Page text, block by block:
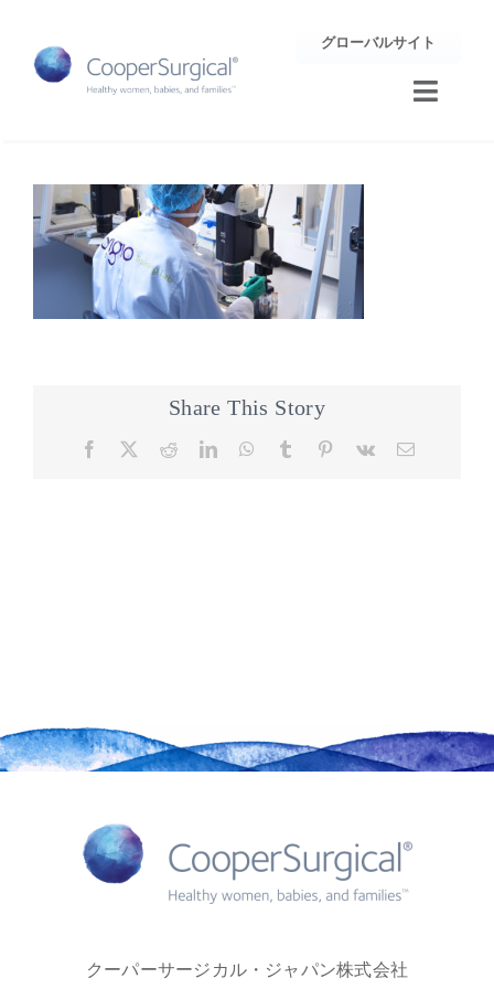
content
グローバルサイト
Toggle
サポート
企業情報
Share This Story
Facebook RedditLinkedInWhatsApp
Tumblr Pinterest
Vk Email
クーパーサージカル・ジャパン株式会社